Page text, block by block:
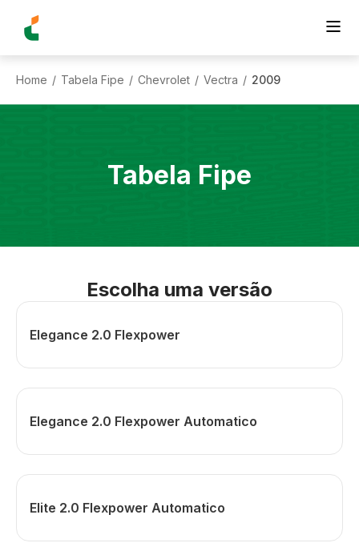
Home / Tabela Fipe / Chevrolet / Vectra / 2009
Tabela Fipe
Escolha uma versão
Elegance 2.0 Flexpower
Elegance 2.0 Flexpower Automatico
Elite 2.0 Flexpower Automatico